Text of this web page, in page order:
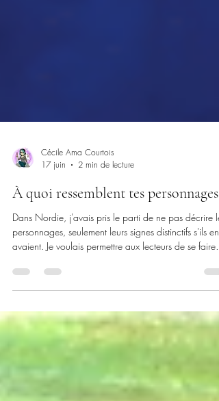
Cécile Ama Courtois
17 juin
2 min de lecture
À quoi ressemblent tes personnages ?
Dans Nordie, j'avais pris le parti de ne pas décrire les
personnages, seulement leurs signes distinctifs s'ils en
leur propre idée et de les imaginer à leur
Mais depuis quelques temps j'ai de plus en plus de
demandes de lecteurs qui souhaitent savoir à quoi
ressemblent Deijan et Guilendria, tels que je les vois,
moi. Alors je me suis penchée sur la question. Quand
j'ai commencé à écrire Nordie, en 2015, j'ai c